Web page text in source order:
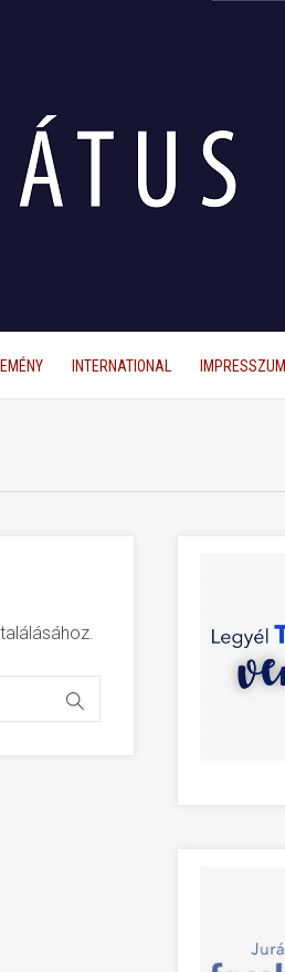
INTERNATIONAL IMPRESSZUM